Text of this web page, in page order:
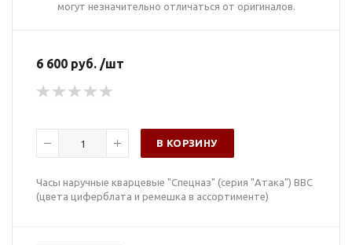
могут незначительно отличаться от оригиналов.
6 600 руб. /шт
В КОРЗИНУ
Часы наручные кварцевые "Спецназ" (серия "Атака") ВВС
(цвета циферблата и ремешка в ассортименте)